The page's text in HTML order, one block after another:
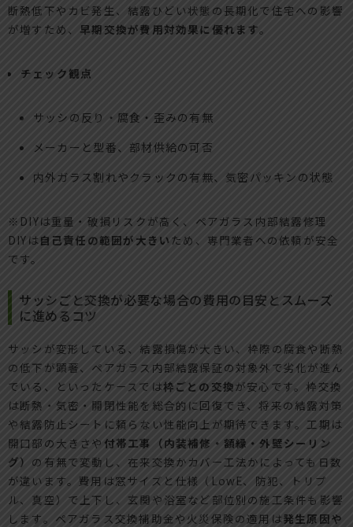
断熱低下やカビ発生、結露ひどい状態の長期化で住宅への影響
が増すため、 早期交換が費用対効果に優れます。
チェック観点
サッシの反り・腐食・歪みの有無
メーカーと型番、部材供給の可否
内外ガラス割れやクラックの有無、気密パッキンの状態
※DIYは重量・破損リスクが高く、ペアガラス内部結露修理
DIYは自己責任の範囲が大きい ため、専門業者への依頼が安全
です。
サッシごと交換が必要な場合の費用の目安とスムーズ
に進めるコツ
サッシが変形している、結露損傷が大きい、枠際の腐食や断熱
の低下が顕著、ペアガラス内部結露保証の対象外で劣化が進ん
でいる、といったケースでは枠ごとの交換が安心です。枠交換
は断熱・気密・開閉性能を総合的に回復でき、将来の結露対策
や結露防止シートに頼らない性能向上が期待できます。工期は
開口部の大きさや 付帯工事（内装補修・額縁・外壁シーリン
グ） の有無で変動し、在来交換かカバー工法かによっても日数
が違います。費用は窓サイズと仕様（LowE、防犯、トリプ
ル、真空）で上下し、玄関や浴室など部位別の施工条件も影響
します。ペアガラス交換補助金や火災保険の適用は発生原因や